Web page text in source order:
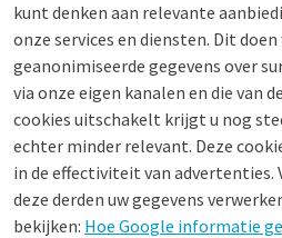
kunt denken aan relevante
onze services en diensten. Dit doen
geanonimiseerde gegevens over
via onze eigen kanalen en die van
cookies uitschakelt krijgt u nog
echter minder relevant. Deze
in de effectiviteit van
deze derden uw gegevens
bekijken: Hoe Google informatie